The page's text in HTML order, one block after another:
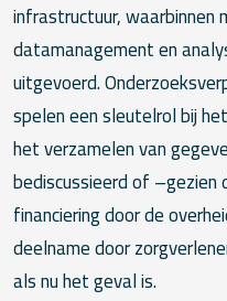
infrastructuur,
datamanagement en
uitgevoerd.
spelen een sleutelrol bij
het verzamelen van
bediscussieerd of
financiering door de
deelname door
als nu het geval is.